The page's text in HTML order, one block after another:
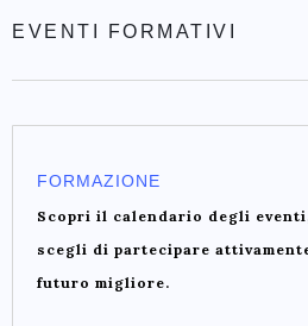
EVENTI FORMATIVI
FORMAZIONE
Scopri il calendario degli
scegli di partecipare
futuro migliore.